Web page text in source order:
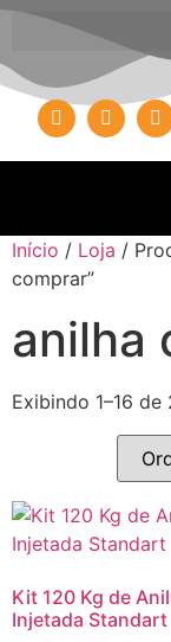
Início / Loja /
comprar”
anilha
Exibindo 1–16
Kit 120 Kg de
Injetada Standart